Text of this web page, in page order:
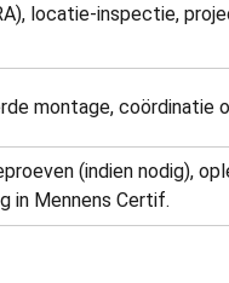
locatie-inspectie,
montage, coördinatie
(indien nodig),
in Mennens Certif.